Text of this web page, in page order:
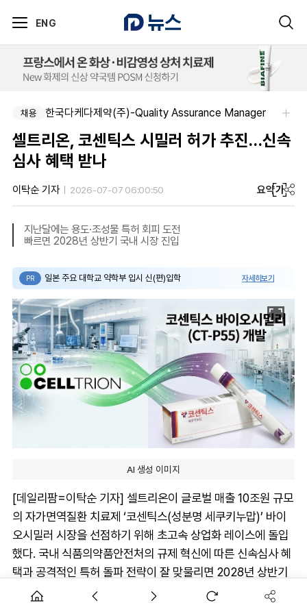
ENG
채용 한국다케다제약(주)-Quality Assurance Manager
셀트리온, 코센틱스 시밀러 허가 추진…신속
심사 혜택 받나
이탁순 기자 2026-07-07 06:00:50 요약가
지난달에는 용도·조성물 특허 회피 도전
빠르면 2028년 상반기 국내 시장 진입
PR 일본 주요 대학교 약학부 입시 신(편)입학 자세히보기
AI 생성 이미지
[데일리팜=이탁순 기자] 셀트리온이 글로벌 매출 10조원 규모
의 자가면역질환 치료제 ‘코센틱스(성분명 세쿠키누맙)’ 바이
오시밀러 시장을 선점하기 위해 초고속 상업화 레이스에 돌입
했다. 국내 식품의약품안전처의 규제 혁신에 따른 신속심사 혜
택과 공격적인 특허 돌파 전략이 잘 맞물리면 2028년 상반기
출시 가능성도 점쳐진다.